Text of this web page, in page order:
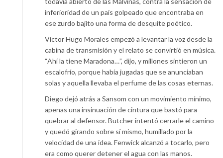
inferioridad de un país golpeado que encontraba en
ese zurdo bajito una forma de desquite poético.
Víctor Hugo Morales empezó a levantar la voz desde la
cabina de transmisión y el relato se convirtió en música.
“Ahí la tiene Maradona…”, dijo, y millones sintieron un
escalofrío, porque había jugadas que se anunciaban
solas y aquella llevaba el perfume de las cosas eternas.
Diego dejó atrás a Sansom con un movimiento mínimo,
apenas una insinuación de cintura que bastó para
quebrar al defensor. Butcher intentó cerrarle el camino
y quedó girando sobre sí mismo, humillado por la
velocidad de una idea. Fenwick alcanzó a tocarlo, pero
era como querer detener el agua con las manos.